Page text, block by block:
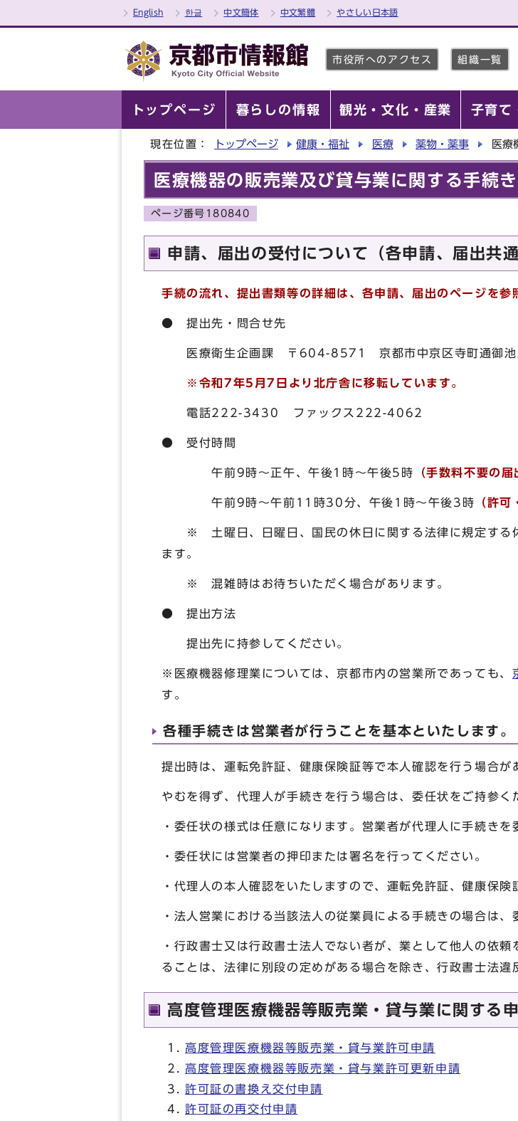
English 한글 中文簡体 中文繁體 やさしい日本語
市役所へのアクセス 組織一覧
トップページ 暮らしの情報 観光・文化・産業 子育て
現在位置： トップページ 健康・福祉 医療 薬物・薬事 医療
医療機器の販売業及び貸与業に関する手続き
ページ番号180840
申請、届出の受付について（各申請、届出共通
手続の流れ、提出書類等の詳細は、各申請、届出のページを参
● 提出先・問合せ先
医療衛生企画課 〒604-8571 京都市中京区寺町通御池
※令和7年5月7日より北庁舎に移転しています。
電話222-3430 ファックス222-4062
● 受付時間
午前9時～正午、午後1時～午後5時 （手数料不要の届
午前9時～午前11時30分、午後1時～午後3時 （許
※ 土曜日、日曜日、国民の休日に関する法律に規定する
ます。
※ 混雑時はお待ちいただく場合があります。
● 提出方法
提出先に持参してください。
※医療機器修理業については、京都市内の営業所であっても、
す。
各種手続きは営業者が行うことを基本といたします。
提出時は、運転免許証、健康保険証等で本人確認を行う場合が
やむを得ず、代理人が手続きを行う場合は、委任状をご持参く
・委任状の様式は任意になります。営業者が代理人に手続きを
・委任状には営業者の押印または署名を行ってください。
・代理人の本人確認をいたしますので、運転免許証、健康保険
・法人営業における当該法人の従業員による手続きの場合は、
・行政書士又は行政書士法人でない者が、業として他人の依
ることは、法律に別段の定めがある場合を除き、行政書士法違
高度管理医療機器等販売業・貸与業に関する
高度管理医療機器等販売業・貸与業許可申請
高度管理医療機器等販売業・貸与業許可更新申請
許可証の書換え交付申請
許可証の再交付申請